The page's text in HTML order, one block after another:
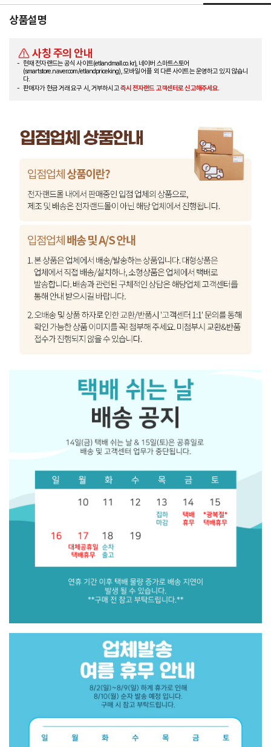
상품설명
사칭 주의 안내
현재 전자랜드는 공식 사이트(etlandmall.co.kr), 네이버 스마트스토어
(smartstore.naver.com/etlandpriceking), 모바일 어플 외 다른 사이트는 운영하고 있지 않습니
다.
판매자가 현금 거래 요구 시, 거부하시고즉시 전자랜드 고객센터로 신고해주세요.